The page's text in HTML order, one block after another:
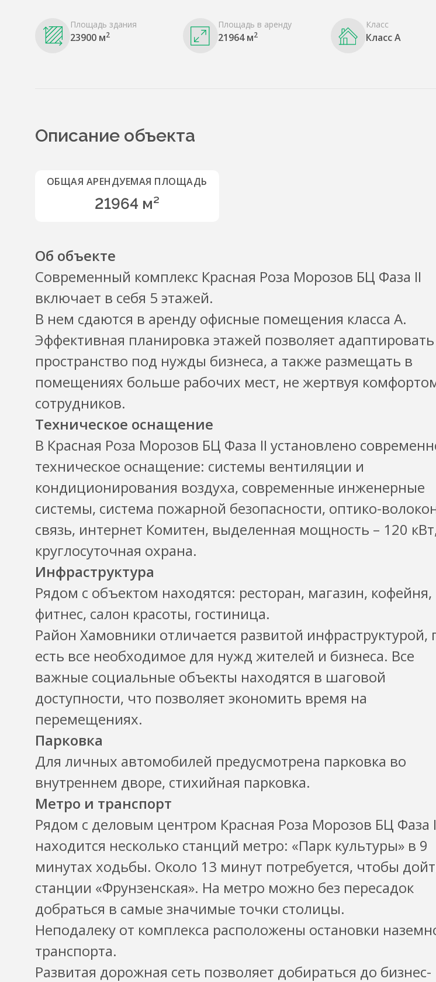
Площадь здания
23900 м2
Площадь в аренду
21964 м2
Класс
Класс A
Описание объекта
ОБЩАЯ АРЕНДУЕМАЯ ПЛОЩАДЬ
21964 м²
Об объекте
Современный комплекс Красная Роза Морозов БЦ Фаза II
включает в себя 5 этажей.
В нем сдаются в аренду офисные помещения класса А.
Эффективная планировка этажей позволяет адаптировать
пространство под нужды бизнеса, а также размещать в
помещениях больше рабочих мест, не жертвуя
сотрудников.
Техническое оснащение
В Красная Роза Морозов БЦ Фаза II установлено
техническое оснащение: системы вентиляции и
кондиционирования воздуха, современные инженерные
системы, система пожарной безопасности, оптико-
связь, интернет Комитен, выделенная мощность – 120
круглосуточная охрана.
Инфраструктура
Рядом с объектом находятся: ресторан, магазин, кофейня,
фитнес, салон красоты, гостиница.
Район Хамовники отличается развитой инфраструктурой,
есть все необходимое для нужд жителей и бизнеса. Все
важные социальные объекты находятся в шаговой
доступности, что позволяет экономить время на
перемещениях.
Парковка
Для личных автомобилей предусмотрена парковка во
внутреннем дворе, стихийная парковка.
Метро и транспорт
Рядом с деловым центром Красная Роза Морозов БЦ Фаза
находится несколько станций метро: «Парк культуры» в 9
минутах ходьбы. Около 13 минут потребуется, чтобы
станции «Фрунзенская». На метро можно без пересадок
добраться в самые значимые точки столицы.
Неподалеку от комплекса расположены остановки
транспорта.
Развитая дорожная сеть позволяет добираться до бизнес-